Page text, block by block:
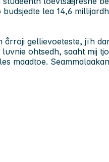
lea 14,6
gellievoeteste, jïh
ohtsedh, saaht mij
maadtoe.